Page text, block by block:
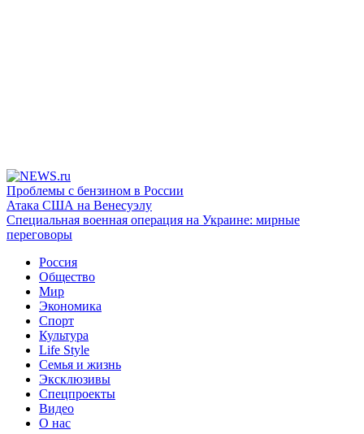
Проблемы с бензином в России
Атака США на Венесуэлу
Специальная военная операция на Украине: мирные
переговоры
Россия
Общество
Мир
Экономика
Спорт
Культура
Life Style
Семья и жизнь
Эксклюзивы
Спецпроекты
Видео
О нас